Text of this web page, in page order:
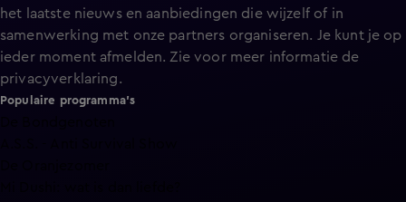
het laatste nieuws en aanbiedingen die wijzelf of in
samenwerking met onze partners organiseren. Je kunt je op
ieder moment afmelden. Zie voor meer informatie de
privacyverklaring.
Populaire programma's